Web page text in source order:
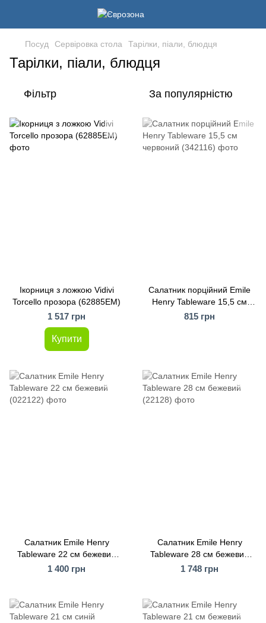
Посуд Сервіровка стола Тарілки, піали, блюдця
Тарілки, піали, блюдця
Фільтр За популярністю
Ікорниця з ложкою Vidivi
Torcello прозора (62885EM)
1 517 грн
Купити
Салатник порційний Emile
Henry Tableware 15,5 см
червоний (342116)
815 грн
Салатник Emile Henry
Tableware 22 см бежевий
(022122)
1 400 грн
Салатник Emile Henry
Tableware 28 см бежевий
(22128)
1 748 грн